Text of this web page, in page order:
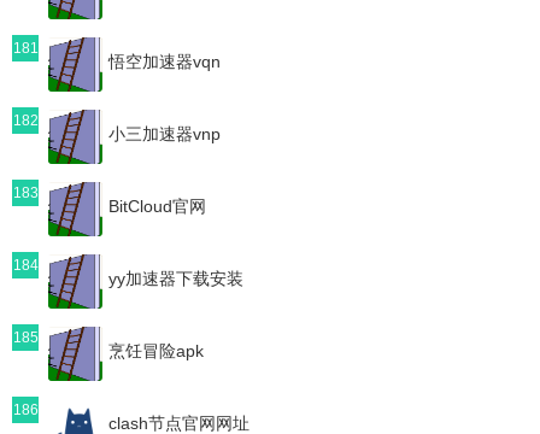
181
悟空加速器vqn
182
小三加速器vnp
183
BitCloud官网
184
yy加速器下载安装
185
烹饪冒险apk
186
clash节点官网网址